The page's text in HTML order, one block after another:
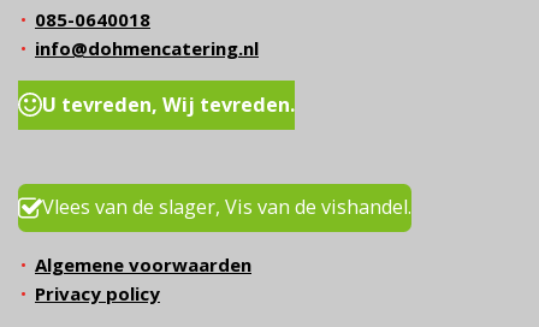
085-0640018
info@dohmencatering.nl
U tevreden, Wij tevreden.
Vlees van de slager, Vis van de vishandel.
Algemene voorwaarden
Privacy policy